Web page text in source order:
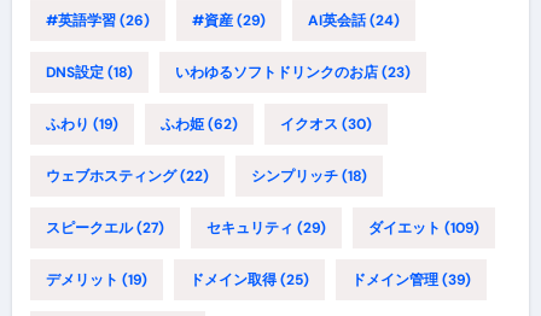
#英語学習(26) #資産(29) AI英会話(24)
DNS設定(18) いわゆるソフトドリンクのお店(23)
ふわり (19) ふわ姫(62) イクオス (30)
ウェブホスティング(22) シンプリッチ(18)
スピークエル(27) セキュリティ (29) ダイエット (109)
デメリット (19) ドメイン取得(25) ドメイン管理(39)